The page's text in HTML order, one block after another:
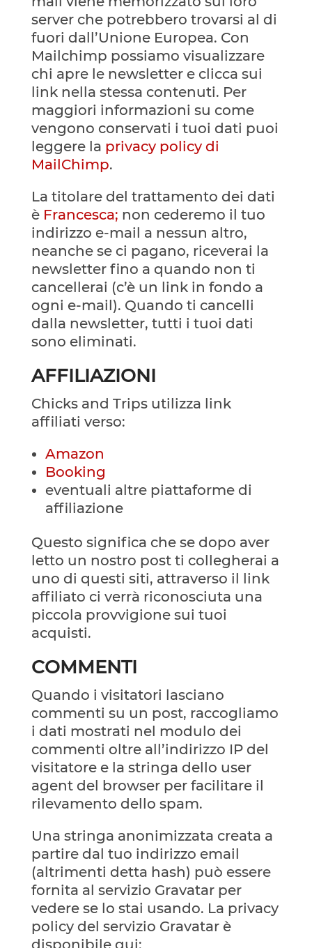
server che potrebbero trovarsi al di
fuori dall’Unione Europea. Con
Mailchimp possiamo visualizzare
chi apre le newsletter e clicca sui
link nella stessa contenuti. Per
maggiori informazioni su come
vengono conservati i tuoi dati puoi
leggere la privacy policy di
MailChimp.
La titolare del trattamento dei dati
è Francesca; non cederemo il tuo
indirizzo e-mail a nessun altro,
neanche se ci pagano, riceverai la
newsletter fino a quando non ti
cancellerai (c’è un link in fondo a
ogni e-mail). Quando ti cancelli
dalla newsletter, tutti i tuoi dati
sono eliminati.
AFFILIAZIONI
Chicks and Trips utilizza link
affiliati verso:
Amazon
Booking
eventuali altre piattaforme di
affiliazione
Questo significa che se dopo aver
letto un nostro post ti collegherai a
uno di questi siti, attraverso il link
affiliato ci verrà riconosciuta una
piccola provvigione sui tuoi
acquisti.
COMMENTI
Quando i visitatori lasciano
commenti su un post, raccogliamo
i dati mostrati nel modulo dei
commenti oltre all’indirizzo IP del
visitatore e la stringa dello user
agent del browser per facilitare il
rilevamento dello spam.
Una stringa anonimizzata creata a
partire dal tuo indirizzo email
(altrimenti detta hash) può essere
fornita al servizio Gravatar per
vedere se lo stai usando. La privacy
policy del servizio Gravatar è
disponibile qui: